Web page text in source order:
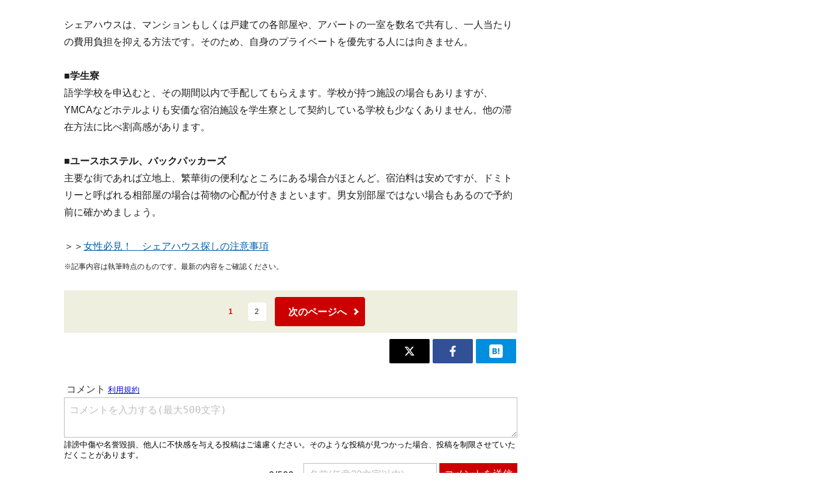
シェアハウスは、マンションもしくは戸建ての各部屋や、アパートの一室を数名で共有し、一人当たり
の費用負担を抑える方法です。そのため、自身のプライベートを優先する人には向きません。
■学生寮
語学学校を申込むと、その期間以内で手配してもらえます。学校が持つ施設の場合もありますが、
YMCAなどホテルよりも安価な宿泊施設を学生寮として契約している学校も少なくありません。他の滞
在方法に比べ割高感があります。
■ユースホステル、バックパッカーズ
主要な街であれば立地上、繁華街の便利なところにある場合がほとんど。宿泊料は安めですが、ドミト
リーと呼ばれる相部屋の場合は荷物の心配が付きまといます。男女別部屋ではない場合もあるので予約
前に確かめましょう。
＞＞ 女性必見！ シェアハウス探しの注意事項
※記事内容は執筆時点のものです。最新の内容をご確認ください。
1 2 次のページへ